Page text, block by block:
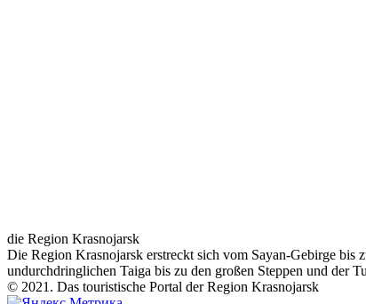
die Region Krasnojarsk
Die Region Krasnojarsk erstreckt sich vom Sayan-Gebirge
undurchdringlichen Taiga bis zu den großen Steppen und der
© 2021. Das touristische Portal der Region Krasnojarsk